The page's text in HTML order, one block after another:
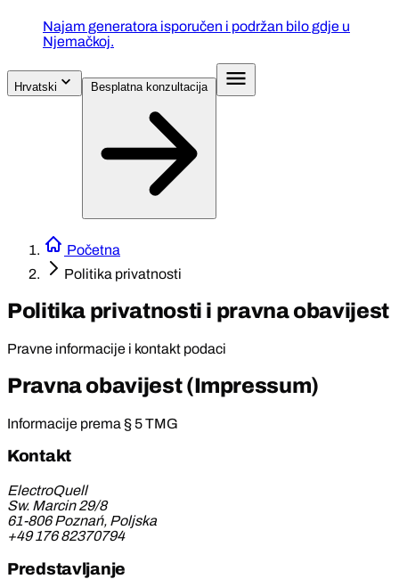
Najam generatora isporučen i podržan bilo gdje u
Njemačkoj.
Hrvatski
Početna
Politika privatnosti
Politika privatnosti i pravna obavijest
Pravne informacije i kontakt podaci
Pravna obavijest (Impressum)
Informacije prema § 5 TMG
Kontakt
ElectroQuell
Sw. Marcin 29/8
61-806 Poznań, Poljska
+49 176 82370794
Predstavljanje